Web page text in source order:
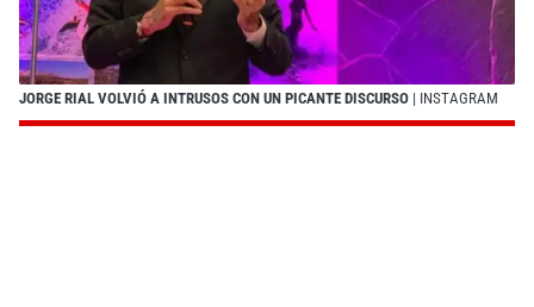
JORGE RIAL VOLVIÓ A INTRUSOS CON UN PICANTE DISCURSO | INSTAGRAM